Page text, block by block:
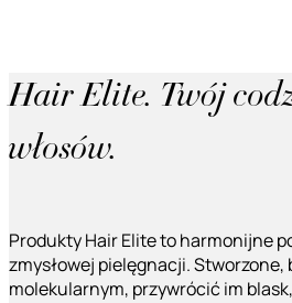
Hair Elite. Twój
włosów.
Produkty Hair Elite to harmonijne
zmysłowej pielęgnacji.
molekularnym, przywrócić im